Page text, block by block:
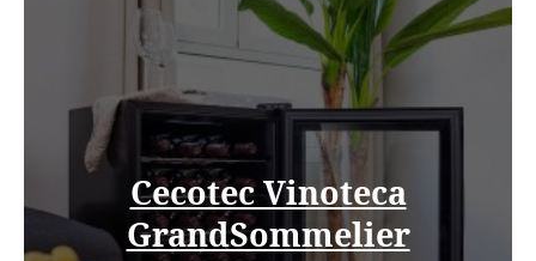
Cecotec Vinoteca
GrandSommelier